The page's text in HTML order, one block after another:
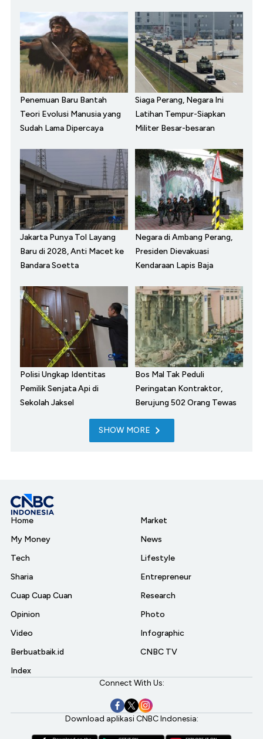
Penemuan Baru Bantah
Teori Evolusi Manusia yang
Sudah Lama Dipercaya
Siaga Perang, Negara Ini
Latihan Tempur-Siapkan
Militer Besar-besaran
Jakarta Punya Tol Layang
Baru di 2028, Anti Macet ke
Bandara Soetta
Negara di Ambang Perang,
Presiden Dievakuasi
Kendaraan Lapis Baja
Polisi Ungkap Identitas
Pemilik Senjata Api di
Sekolah Jaksel
Bos Mal Tak Peduli
Peringatan Kontraktor,
Berujung 502 Orang Tewas
SHOW MORE
Home
My Money
Tech
Sharia
Cuap Cuap Cuan
Opinion
Video
Berbuatbaik.id
Index
Market
News
Lifestyle
Entrepreneur
Research
Photo
Infographic
CNBC TV
Connect With Us:
Download aplikasi CNBC Indonesia: